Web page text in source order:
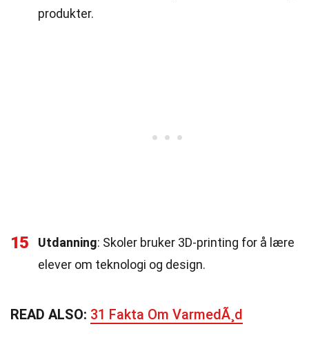
produkter.
15 Utdanning: Skoler bruker 3D-printing for å lære
elever om teknologi og design.
READ ALSO: 31 Fakta Om VarmedÃ¸d